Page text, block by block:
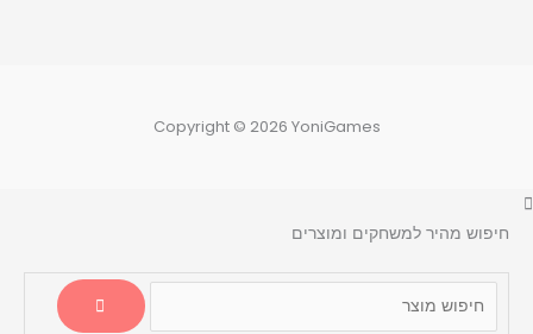
Copyright © 2026 YoniGames
חיפוש מהיר למשחקים ומוצרים